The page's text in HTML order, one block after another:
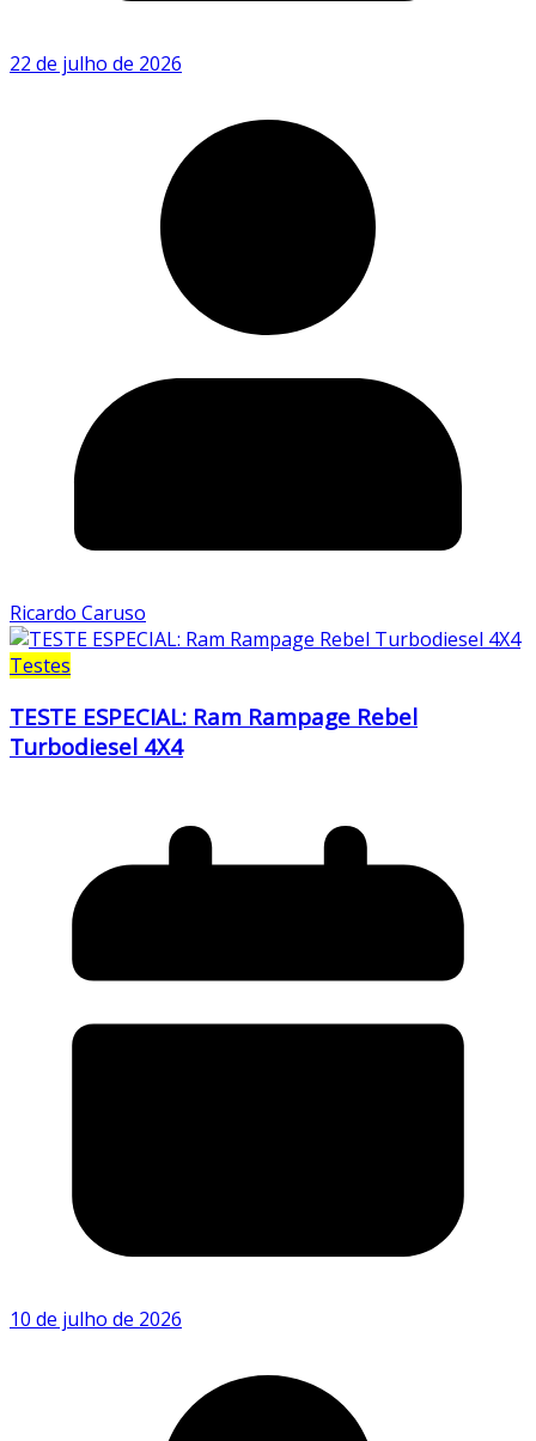
22 de julho de 2026
Ricardo Caruso
Testes
TESTE ESPECIAL: Ram Rampage Rebel
Turbodiesel 4X4
10 de julho de 2026